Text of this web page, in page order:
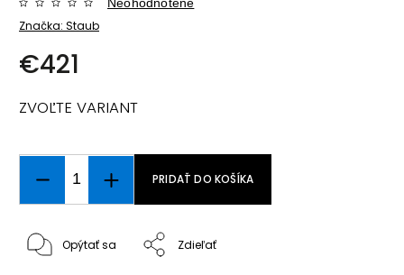
Značka: Staub
€421
ZVOĽTE VARIANT
PRIDAŤ DO KOŠÍKA
Opýtať sa Zdieľať